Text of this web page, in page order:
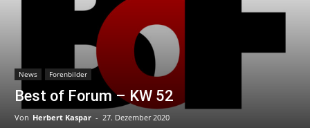
News Forenbilder
Best of Forum – KW 52
Von Herbert Kaspar - 27. Dezember 2020